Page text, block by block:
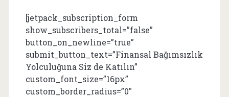
[jetpack_subscription_form
show_subscribers_total=”false”
button_on_newline=”true”
submit_button_text=”Finansal Bağımsızlık
Yolculuğuna Siz de Katılın”
custom_font_size=”16px”
custom_border_radius=”0″